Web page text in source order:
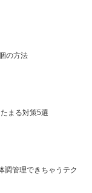
の方法
まる対策5選
調管理できちゃうテク